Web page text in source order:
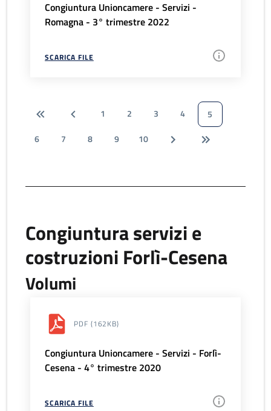
Congiuntura Unioncamere - Servizi -
Romagna - 3° trimestre 2022
SCARICA FILE
1 2 3 4
5
6
7 8 9 10
Congiuntura servizi e
costruzioni Forlì-Cesena
Volumi
PDF (162KB)
Congiuntura Unioncamere - Servizi - Forlì-
Cesena - 4° trimestre 2020
SCARICA FILE